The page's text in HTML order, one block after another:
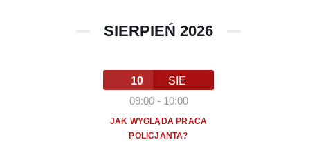
SIERPIEŃ 2026
10
SIE
09:00- 10:00
JAK WYGLĄDA PRACA
POLICJANTA?